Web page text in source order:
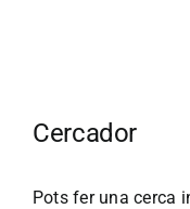
Cercador
Pots fer una cerca